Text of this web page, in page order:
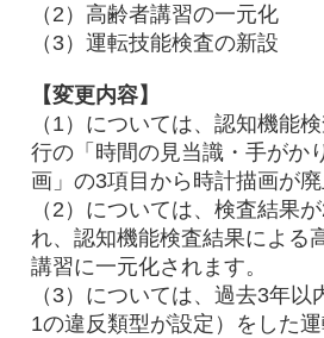
（2）高齢者講習の一元化
（3）運転技能検査の新設
【変更内容】
（1）については、認知機能
行の「時間の見当識・手がか
画」の3項目から時計描画が廃
（2）については、検査結果
れ、認知機能検査結果による
講習に一元化されます。
（3）​​​​​​​については、過去3年
1の違反類型が設定）をした